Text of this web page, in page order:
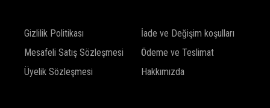
Gizlilik Politikası
İade ve Değişim koşulları
Mesafeli Satış Sözleşmesi
Ödeme ve Teslimat
Üyelik Sözleşmesi
Hakkımızda